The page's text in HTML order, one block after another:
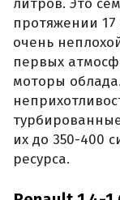
литров. Это
протяжении 17
очень
первых
моторы
их до 350-400
ресурса.